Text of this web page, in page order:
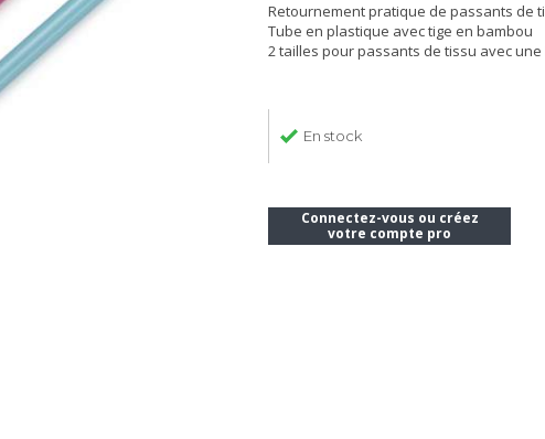
Retournement pratique de passants de
Tube en plastique avec tige en bambou
2 tailles pour passants de tissu avec
En stock
Connectez-vous ou créez
votre compte pro